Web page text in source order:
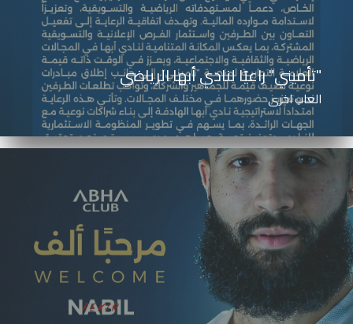
"تأميني" راعيًا لنادي أبها الرياضي
العاب اخرى